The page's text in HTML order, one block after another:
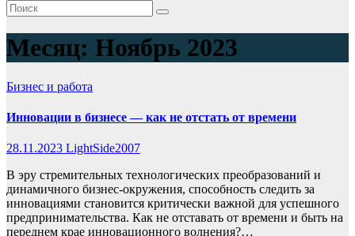
Месяц: Ноябрь 2023
Бизнес и работа
Инновации в бизнесе — как не отстать от времени
28.11.2023 LightSide2007
В эру стремительных технологических преобразований и
динамичного бизнес-окружения, способность следить за
инновациями становится критически важной для успешного
предпринимательства. Как не отставать от времени и быть на
переднем крае инновационного волнения?…